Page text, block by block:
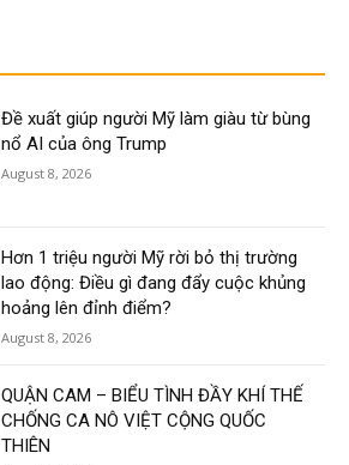
Đề xuất giúp người Mỹ làm giàu từ bùng
nổ AI của ông Trump
August 8, 2026
Hơn 1 triệu người Mỹ rời bỏ thị trường
lao động: Điều gì đang đẩy cuộc khủng
hoảng lên đỉnh điểm?
August 8, 2026
QUẬN CAM – BIỂU TÌNH ĐẦY KHÍ THẾ
CHỐNG CA NÔ VIỆT CỘNG QUỐC
THIÊN